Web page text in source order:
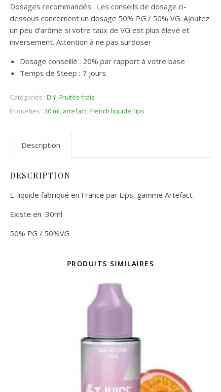
Dosages recommandés : Les conseils de dosage ci-
dessous concernent un dosage 50% PG / 50% VG. Ajoutez
un peu d’arôme si votre taux de VG est plus élevé et
inversement. Attention à ne pas surdoser
Dosage conseillé : 20% par rapport à votre base
Temps de Steep : 7 jours
Catégories : DIY,Fruités frais
Étiquettes : 30 ml, artefact,French liquide,lips
Description
DESCRIPTION
E-liquide fabriqué en France par Lips, gamme Artefact.
Existe en 30ml
50% PG / 50%VG
PRODUITS SIMILAIRES